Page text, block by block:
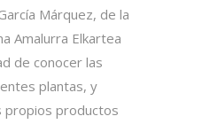
Márquez, de la
Amalurra Elkartea
de conocer las
plantas, y
propios productos